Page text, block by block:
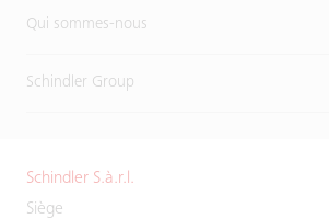
Qui sommes-nous
Schindler Group
Schindler S.à.r.l.
Siège